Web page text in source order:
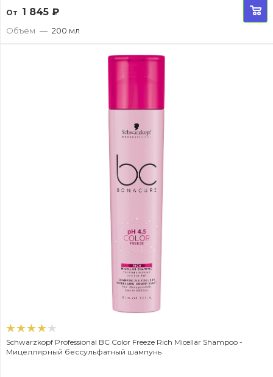
От 1 845 ₽
Объем — 200 мл
Schwarzkopf Professional BC Color Freeze Rich Micellar Shampoo -
Мицеллярный бессульфатный шампунь